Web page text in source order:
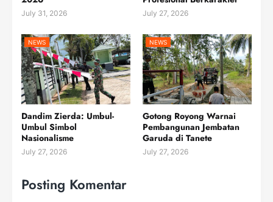
July 31, 2026 July 27, 2026
NEWS
Dandim Zierda: Umbul-
Umbul Simbol
Nasionalisme
July 27, 2026
NEWS
Gotong Royong Warnai
Pembangunan Jembatan
Garuda di Tanete
July 27, 2026
Posting Komentar